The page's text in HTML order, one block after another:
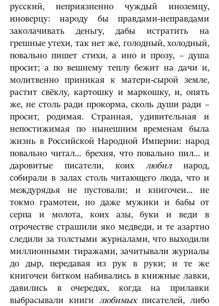
русский, неприязненно чуждый иноземцу,
иноверцу: народу бы правдами-неправдами
заколачивать деньгу, дабы истратить на
грешные утехи, так нет же, голодный, холодный,
повально пишет стихи, а ино и прозу, – душа
просит; а по вешнему теплу бежит на дачи и,
молитвенно приникая к матери-сырой земле,
растит свёклу, картошку и маркошку, и, опять
же, не столь ради прокорма, сколь души ради –
просит, родимая. Странная, удивительная и
непостижимая по нынешним временам была
жизнь в Российской Народной Империи: народ
повально читал… брехня, что повально пил… и
даровитые писатели, коихлюбилнарод,
собирали в залах столь читающего люда, что и
междурядья не пустовали; и книгочеи… не
токмо грамотеи, но даже мужики и бабы от
серпа и молота, коих азы, буки и веди в
отрочестве страшили яко медведи, и те азартно
следили за толстыми журналами, что выходили
миллионными тиражами, зачитывали журналы
до дыр, передавая из рук в руки; и те же
книгочеи битком набивались в книжные лавки,
давились в очередях, когда на прилавки
выбрасывали книги любимыхписателей, либо